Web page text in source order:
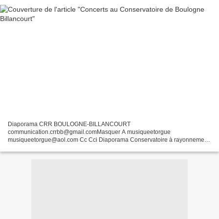
Diaporama CRR BOULOGNE-BILLANCOURT
communication.crrbb@gmail.comMasquer A musiqueetorgue
musiqueetorgue@aol.com Cc Cci Diaporama Conservatoire à rayonnement
2017 Focus sur ... Grand...